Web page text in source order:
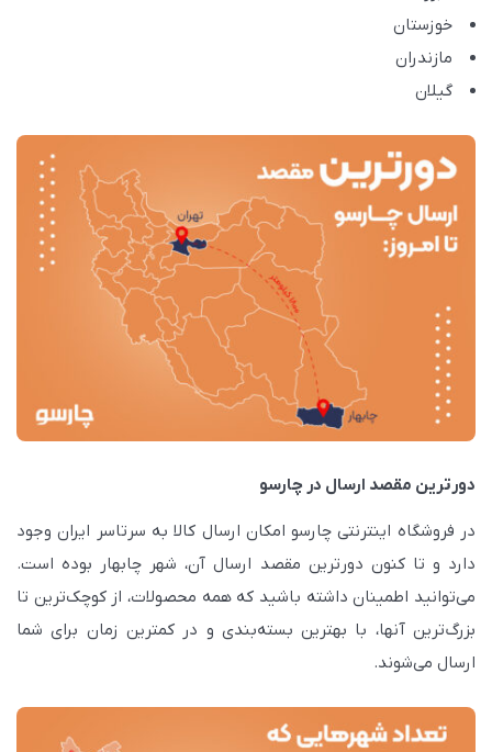
خوزستان
مازندران
گیلان
دورترین مقصد ارسال در چارسو
در فروشگاه اینترنتی چارسو امکان ارسال کالا به سرتاسر ایران وجود
دارد و تا کنون دورترین مقصد ارسال آن، شهر چابهار بوده است.
می‌توانید اطمینان داشته باشید که همه محصولات، از کوچک‌ترین تا
بزرگ‌ترین آنها، با بهترین بسته‌بندی و در کمترین زمان برای شما
ارسال می‌شوند.